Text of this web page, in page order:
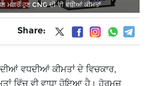
ਮਗਰੋਂ ਹੁਣ CNG ਦੀ ਵੀ ਵਧੀਆਂ ਕੀਮਤਾਂ
Share:
ਵਧਦੀਆਂ ਕੀਮਤਾਂ ਦੇ ਵਿਚਕਾਰ,
ਵਿੱਚ ਵੀ ਵਾਧਾ ਹੋਇਆ ਹੈ। ਹੋਰਮੁਜ਼